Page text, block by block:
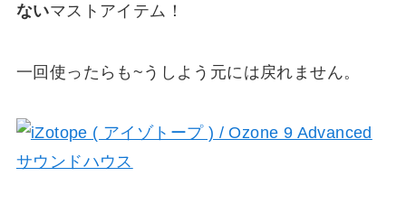
ないマストアイテム！
一回使ったらも~うしよう元には戻れません。